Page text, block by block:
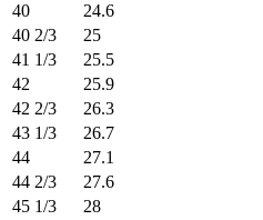
40
24.6
40 2/3
25
41 1/3
25.5
42
25.9
42 2/3
26.3
43 1/3
26.7
44
27.1
44 2/3
27.6
45 1/3
28